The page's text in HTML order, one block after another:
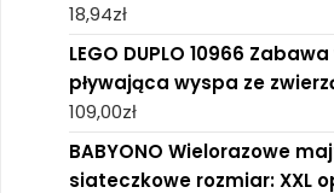
18,94zł
LEGO DUPLO 10966
pływająca wyspa ze
109,00zł
BABYONO Wielorazowe
siateczkowe rozmiar: XXL